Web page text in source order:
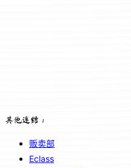
其他连结：
贩卖部
Eclass